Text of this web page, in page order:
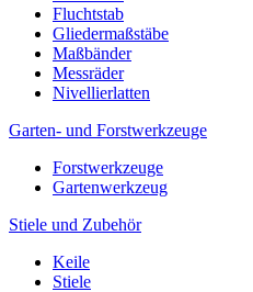
Fluchtstab
Gliedermaßstäbe
Maßbänder
Messräder
Nivellierlatten
Garten- und Forstwerkzeuge
Forstwerkzeuge
Gartenwerkzeug
Stiele und Zubehör
Keile
Stiele